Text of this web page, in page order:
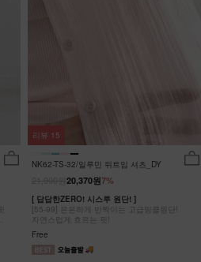
NK62-TS-32/일루민 뒤트임 셔츠_DY
7%
20,370원
[ 답답한ZERO! 시스루 원단! ]
[55-99] 은은하게 반짝이는 고급링클원단!
자연스럽게 흐르는 핏!
Free
리뷰 15